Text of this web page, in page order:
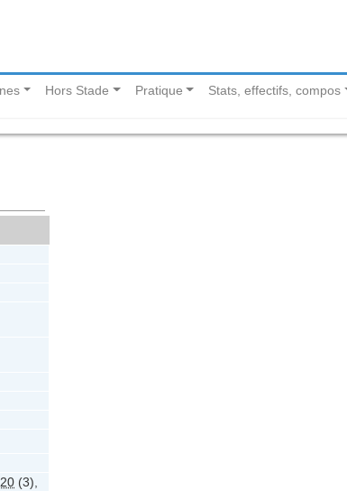
Hors Stade Pratique Stats, effectifs, compos
(3),